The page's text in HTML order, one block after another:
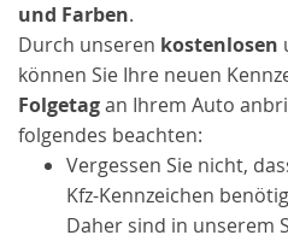
und Farben.
Durch unseren kostenlosen
können Sie Ihre neuen
Folgetagan Ihrem Auto
folgendes beachten:
Vergessen Sie nicht,
Kfz-Kennzeichen
Daher sind in unserem